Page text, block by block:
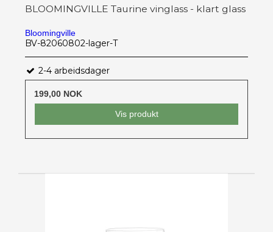
BLOOMINGVILLE Taurine vinglass - klart glass
Bloomingville
BV-82060802-lager-T
2-4 arbeidsdager
199,00 NOK
Vis produkt